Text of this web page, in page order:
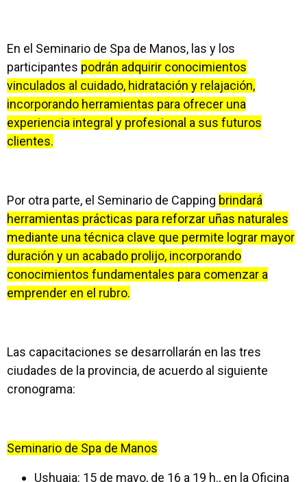
En el Seminario de Spa de Manos, las y los
participantes podrán adquirir conocimientos
vinculados al cuidado, hidratación y relajación,
incorporando herramientas para ofrecer una
experiencia integral y profesional a sus futuros
clientes.
Por otra parte, el Seminario de Capping brindará
herramientas prácticas para reforzar uñas naturales
mediante una técnica clave que permite lograr mayor
duración y un acabado prolijo, incorporando
conocimientos fundamentales para comenzar a
emprender en el rubro.
Las capacitaciones se desarrollarán en las tres
ciudades de la provincia, de acuerdo al siguiente
cronograma:
Seminario de Spa de Manos
Ushuaia: 15 de mayo, de 16 a 19 h., en la Oficina